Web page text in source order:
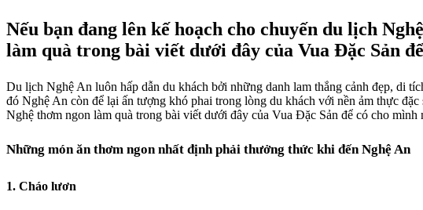
Nếu bạn đang lên kế hoạch cho chuyến du lịch
làm quà trong bài viết dưới đây của Vua Đặc Sản
Du lịch Nghệ An luôn hấp dẫn du khách bởi những danh lam thắng cảnh đẹp, di
đó Nghệ An còn để lại ấn tượng khó phai trong lòng du khách với nền ảm thực
Nghệ thơm ngon làm quà trong bài viết dưới đây của Vua Đặc Sản để có cho mình
Những món ăn thơm ngon nhất định phải thưởng thức khi đến Nghệ An
1. Cháo lươn